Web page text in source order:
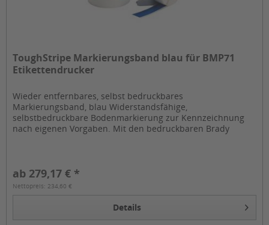
ToughStripe Markierungsband blau für BMP71
Etikettendrucker
Wieder entfernbares, selbst bedruckbares
Markierungsband, blau Widerstandsfähige,
selbstbedruckbare Bodenmarkierung zur Kennzeichnung
nach eigenen Vorgaben. Mit den bedruckbaren Brady
ab 279,17 € *
Nettopreis: 234,60 €
Details